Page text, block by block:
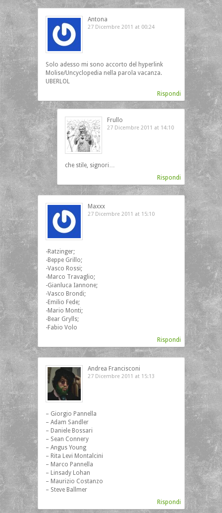
Antona
27 Dicembre 2011 at 00:24
Solo adesso mi sono accorto del hyperlink
Molise/Uncyclopedia nella parola vacanza.
UBERLOL
Rispondi
Frullo
27 Dicembre 2011 at 14:10
che stile, signori…
Rispondi
Maxxx
27 Dicembre 2011 at 15:10
-Ratzinger;
-Beppe Grillo;
-Vasco Rossi;
-Marco Travaglio;
-Gianluca Iannone;
-Vasco Brondi;
-Emilio Fede;
-Mario Monti;
-Bear Grylls;
-Fabio Volo
Rispondi
Andrea Francisconi
27 Dicembre 2011 at 15:13
– Giorgio Pannella
– Adam Sandler
– Daniele Bossari
– Sean Connery
– Angus Young
– Rita Levi Montalcini
– Marco Pannella
– Linsady Lohan
– Maurizio Costanzo
– Steve Ballmer
Rispondi